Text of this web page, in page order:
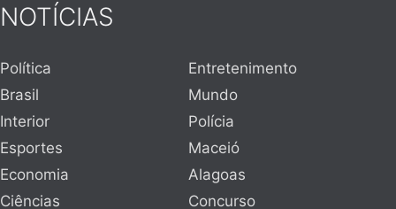
NOTÍCIAS
Política
Entretenimento
Brasil
Mundo
Interior
Polícia
Esportes
Maceió
Economia
Alagoas
Ciências
Concurso